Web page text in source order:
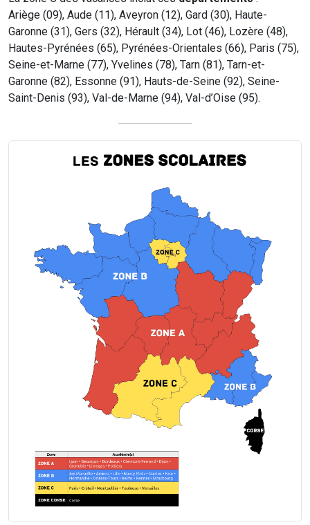
Ariège (09), Aude (11), Aveyron (12), Gard (30), Haute-
Garonne (31), Gers (32), Hérault (34), Lot (46), Lozère (48),
Hautes-Pyrénées (65), Pyrénées-Orientales (66), Paris (75),
Seine-et-Marne (77), Yvelines (78), Tarn (81), Tarn-et-
Garonne (82), Essonne (91), Hauts-de-Seine (92), Seine-
Saint-Denis (93), Val-de-Marne (94), Val-d’Oise (95).